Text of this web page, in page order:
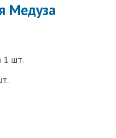
Медуза
1 шт.